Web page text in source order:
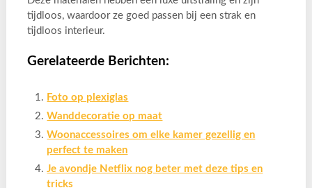
tijdloos, waardoor ze goed passen bij een strak en
tijdloos interieur.
Gerelateerde Berichten:
Foto op plexiglas
Wanddecoratie op maat
Woonaccessoires om elke kamer gezellig en
perfect te maken
Je avondje Netflix nog beter met deze tips en
tricks